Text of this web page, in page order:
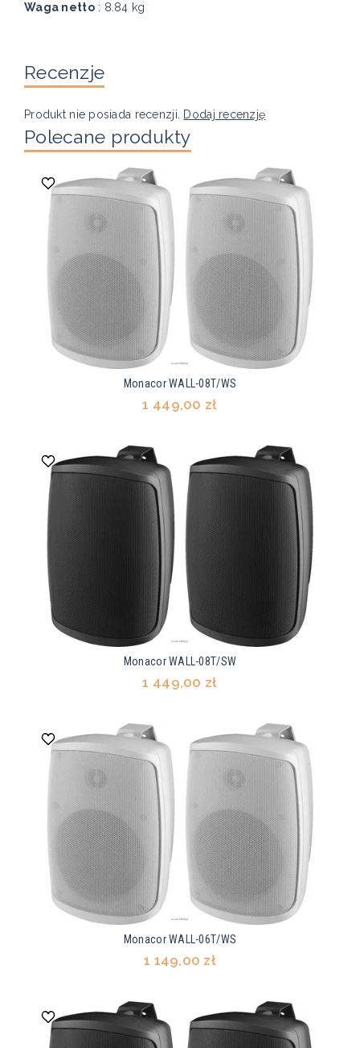
Waga netto: 8.84 kg
Recenzje
Produkt nie posiada recenzji. Dodaj recenzję
Polecane produkty
Monacor WALL-08T/WS
1 449,00 zł
Monacor WALL-08T/SW
1 449,00 zł
Monacor WALL-06T/WS
1 149,00 zł